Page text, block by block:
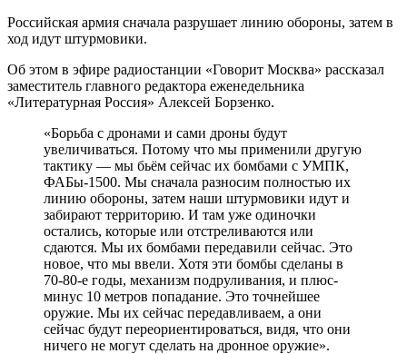
Российская армия сначала разрушает линию обороны, затем в
ход идут штурмовики.
Об этом в эфире радиостанции «Говорит Москва» рассказал
заместитель главного редактора еженедельника
«Литературная Россия» Алексей Борзенко.
«Борьба с дронами и сами дроны будут
увеличиваться. Потому что мы применили другую
тактику — мы бьём сейчас их бомбами с УМПК,
ФАБы-1500. Мы сначала разносим полностью их
линию обороны, затем наши штурмовики идут и
забирают территорию. И там уже одиночки
остались, которые или отстреливаются или
сдаются. Мы их бомбами передавили сейчас. Это
новое, что мы ввели. Хотя эти бомбы сделаны в
70-80-е годы, механизм подруливания, и плюс-
минус 10 метров попадание. Это точнейшее
оружие. Мы их сейчас передавливаем, а они
сейчас будут переориентироваться, видя, что они
ничего не могут сделать на дронное оружие».